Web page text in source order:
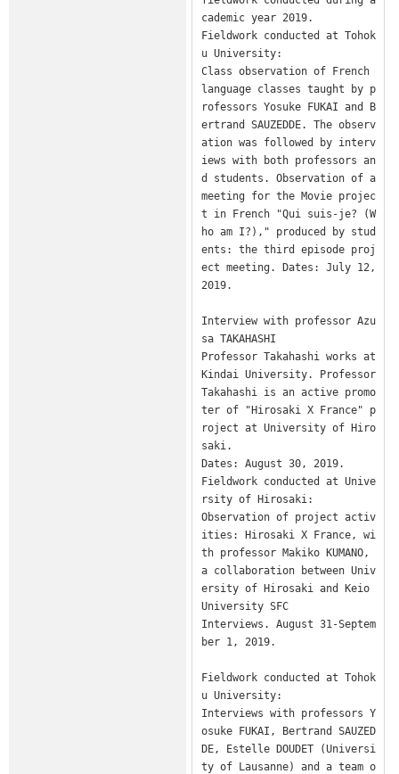
cademic year 2019.
Fieldwork conducted at Tohok
u University:
Class observation of French
language classes taught by p
rofessors Yosuke FUKAI and B
ertrand SAUZEDDE. The observ
ation was followed by interv
iews with both professors an
d students. Observation of a
meeting for the Movie projec
t in French "Qui suis-je? (W
ho am I?)," produced by stud
ents: the third episode proj
ect meeting. Dates: July 12,
2019.
Interview with professor Azu
sa TAKAHASHI
Professor Takahashi works at
Kindai University. Professor
Takahashi is an active promo
ter of "Hirosaki X France" p
roject at University of Hiro
saki.
Dates: August 30, 2019.
Fieldwork conducted at Unive
rsity of Hirosaki:
Observation of project activ
ities: Hirosaki X France, wi
th professor Makiko KUMANO,
a collaboration between Univ
ersity of Hirosaki and Keio
University SFC
Interviews. August 31-Septem
ber 1, 2019.
Fieldwork conducted at Tohok
u University:
Interviews with professors Y
osuke FUKAI, Bertrand SAUZED
DE, Estelle DOUDET (Universi
ty of Lausanne) and a team o